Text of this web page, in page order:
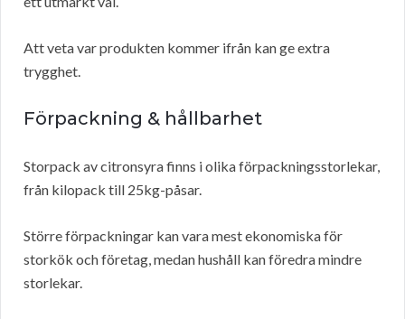
Att veta var produkten kommer ifrån kan ge extra
trygghet.
Förpackning & hållbarhet
Storpack av citronsyra finns i olika förpackningsstorlekar,
från kilopack till 25kg-påsar.
Större förpackningar kan vara mest ekonomiska för
storkök och företag, medan hushåll kan föredra mindre
storlekar.